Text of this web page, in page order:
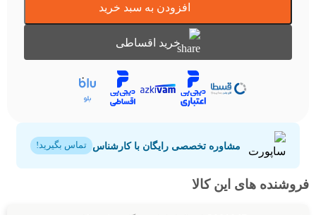
افزودن به سبد خرید
خرید اقساطی
مشاوره تخصصی رایگان با کارشناس تماس بگیرید!
فروشنده های این کالا